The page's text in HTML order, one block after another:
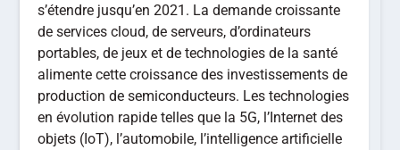
s’étendre jusqu’en 2021. La demande croissante
de services cloud, de serveurs, d’ordinateurs
portables, de jeux et de technologies de la santé
alimente cette croissance des investissements de
production de semiconducteurs. Les technologies
en évolution rapide telles que la 5G, l’Internet des
objets (IoT), l’automobile, l’intelligence artificielle